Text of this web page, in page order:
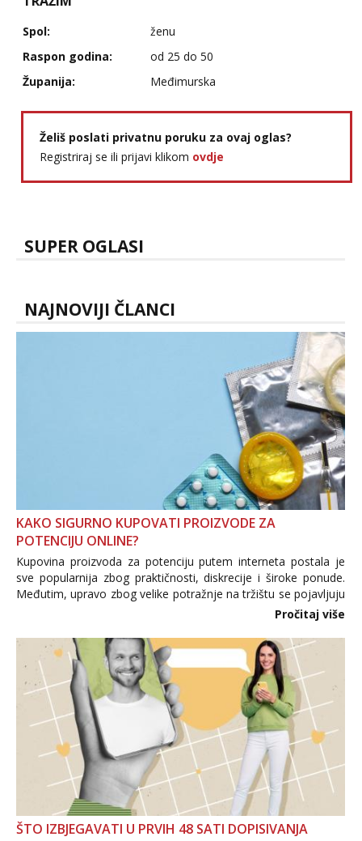
064/677-677- Kod: #133
Obavijesti me kada se oslobodi
tel:0,93€ - mob:1,12€ min
Obavijesti me kada se oslobodi
tel:0,93€ - mob:1,12€ min
Spol:
ženu
Raspon godina:
od 25 do 50
Županija:
Međimurska
Želiš poslati privatnu poruku za ovaj oglas?
Registriraj se ili prijavi klikom ovdje
SUPER OGLASI
NAJNOVIJI ČLANCI
KAKO SIGURNO KUPOVATI PROIZVODE ZA
POTENCIJU ONLINE?
Kupovina proizvoda za potenciju putem interneta postala je
sve popularnija zbog praktičnosti, diskrecije i široke ponude.
Međutim, upravo zbog velike potražnje na tržištu se pojavljuju
i brojni krivotvoreni proizvodi, nepouzdane internetske
Pročitaj više
ŠTO IZBJEGAVATI U PRVIH 48 SATI DOPISIVANJA